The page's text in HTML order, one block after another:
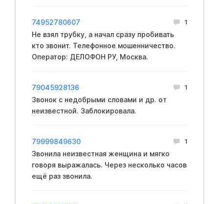
74952780607 1
Не взял трубку, а начал сразу пробивать
кто звонит. Телефонное мошенничество.
Оператор: ДЕЛОФОН РУ, Москва.
79045928136 1
Звонок с недобрыми словами и др. от
неизвестной. Заблокировала.
79999849630 1
Звонила неизвестная женщина и мягко
говоря выражалась. Через несколько часов
ещё раз звонила.